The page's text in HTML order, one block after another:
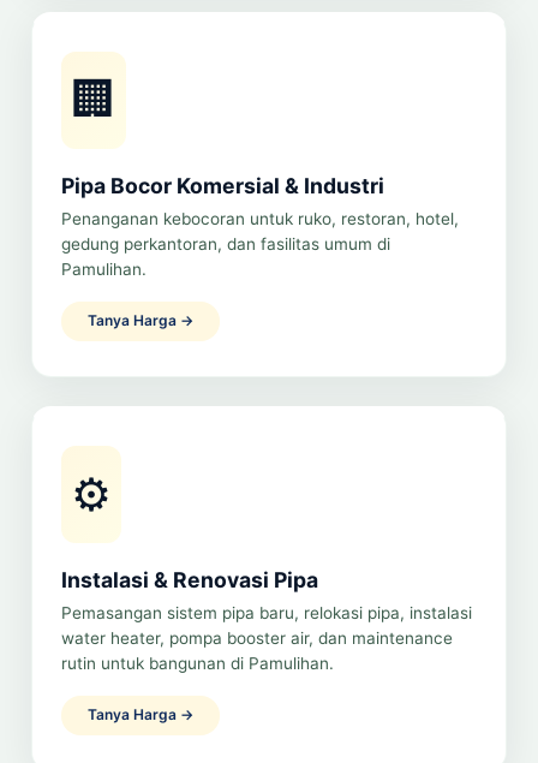
🏢
Pipa Bocor Komersial & Industri
Penanganan kebocoran untuk ruko, restoran, hotel,
gedung perkantoran, dan fasilitas umum di
Pamulihan.
Tanya Harga →
⚙️
Instalasi & Renovasi Pipa
Pemasangan sistem pipa baru, relokasi pipa, instalasi
water heater, pompa booster air, dan maintenance
rutin untuk bangunan di Pamulihan.
Tanya Harga →